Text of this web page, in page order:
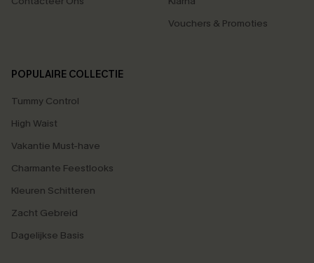
Vouchers & Promoties
POPULAIRE COLLECTIE
Tummy Control
High Waist
Vakantie Must-have
Charmante Feestlooks
Kleuren Schitteren
Zacht Gebreid
Dagelijkse Basis